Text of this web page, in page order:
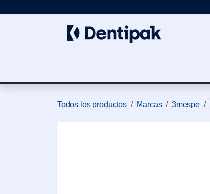
Todos los productos Marcas 3mespe